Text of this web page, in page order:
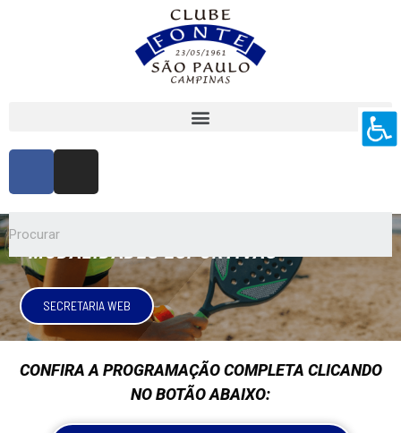
MODALIDADES ESPORTIVAS
SECRETARIA WEB
CONFIRA A PROGRAMAÇÃO COMPLETA CLICANDO
NO BOTÃO ABAIXO: